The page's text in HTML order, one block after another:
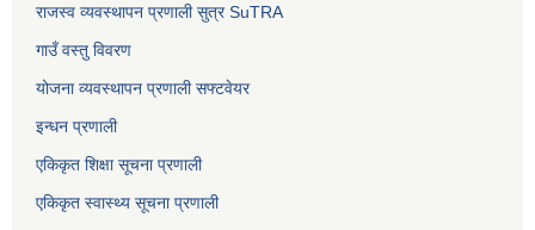
राजस्व व्यवस्थापन प्रणाली सुत्र SuTRA
गाउँ वस्तु विवरण
योजना व्यवस्थापन प्रणाली सफ्टवेयर
इन्धन प्रणाली
एकिकृत शिक्षा सूचना प्रणाली
एकिकृत स्वास्थ्य सूचना प्रणाली